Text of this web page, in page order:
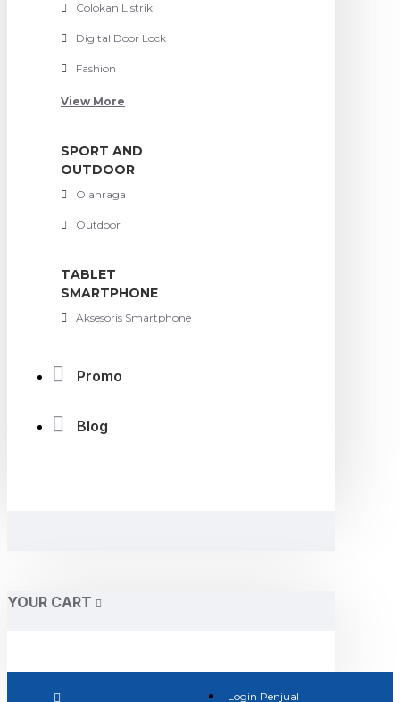
Colokan Listrik
Digital Door Lock
Fashion
View More
SPORT AND
OUTDOOR
Olahraga
Outdoor
TABLET
SMARTPHONE
Aksesoris Smartphone
Promo
Blog
YOUR CART
Login Penjual